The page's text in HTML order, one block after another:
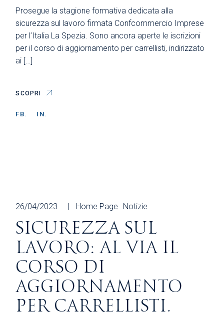
Prosegue la stagione formativa dedicata alla
sicurezza sul lavoro firmata Confcommercio Imprese
per l’Italia La Spezia. Sono ancora aperte le iscrizioni
per il corso di aggiornamento per carrellisti, indirizzato
ai […]
SCOPRI
FB. IN.
26/04/2023 Home Page Notizie
SICUREZZA SUL
LAVORO: AL VIA IL
CORSO DI
AGGIORNAMENTO
PER CARRELLISTI.